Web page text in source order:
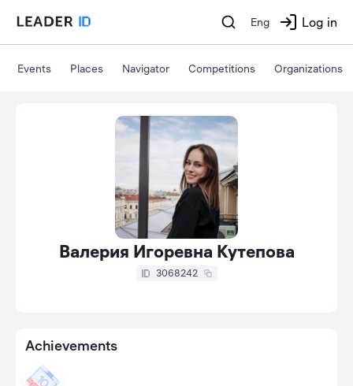
Eng Log in
Events Places Navigator Competitions Organizations
Валерия Игоревна Кутепова
3068242
Achievements